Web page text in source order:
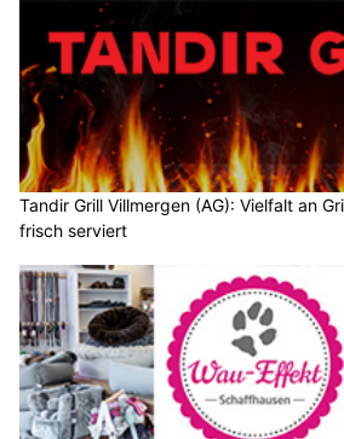
Tandir Grill Villmergen (AG): Vielfalt an
frisch serviert